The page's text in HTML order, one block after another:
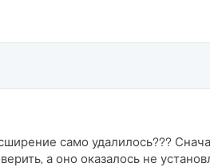
само удалилось???
а оно оказалось не